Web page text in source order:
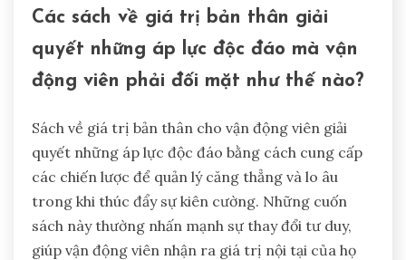
Các sách về giá trị bản thân giải
quyết những áp lực độc đáo mà vận
động viên phải đối mặt như thế nào?
Sách về giá trị bản thân cho vận động viên giải
quyết những áp lực độc đáo bằng cách cung cấp
các chiến lược để quản lý căng thẳng và lo âu
trong khi thúc đẩy sự kiên cường. Những cuốn
sách này thường nhấn mạnh sự thay đổi tư duy,
giúp vận động viên nhận ra giá trị nội tại của họ